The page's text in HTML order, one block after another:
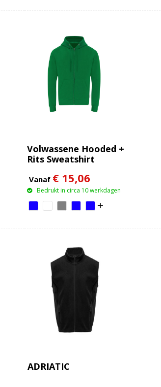
Volwassene Hooded +
Rits Sweatshirt
Vanaf € 15,06
Bedrukt in circa 10 werkdagen
ADRIATIC